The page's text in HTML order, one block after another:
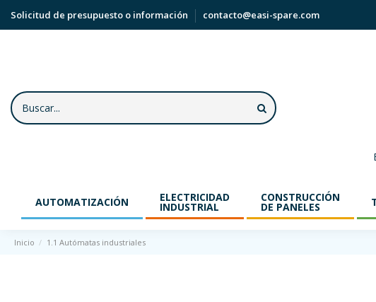
Solicitud de presupuesto o información contacto@easi-spare.com
AUTOMATIZACIÓN ELECTRICIDAD
INDUSTRIAL
CONSTRUCCIÓN
DE PANELES
Inicio 1.1 Autómatas industriales